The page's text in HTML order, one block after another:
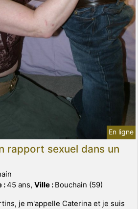
En ligne
rapport sexuel dans un
:45 ans, Ville : Bouchain (59)
je m'appelle Caterina et je suis